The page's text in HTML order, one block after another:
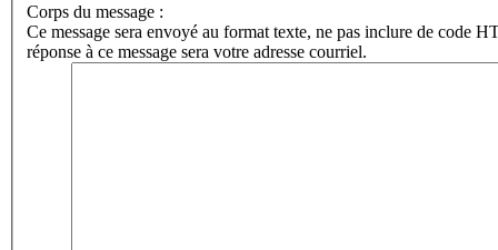
Corps du message :
Ce message sera envoyé au format texte, ne pas inclure de code
réponse à ce message sera votre adresse courriel.